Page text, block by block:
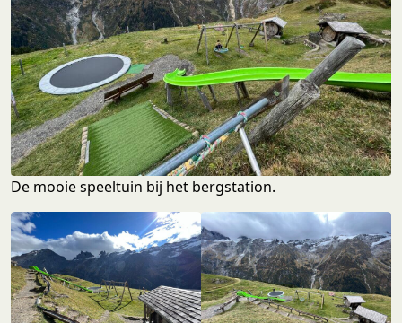
De mooie speeltuin bij het bergstation.